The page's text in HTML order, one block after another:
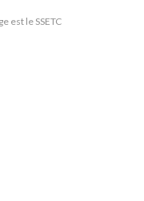
est le SSETC